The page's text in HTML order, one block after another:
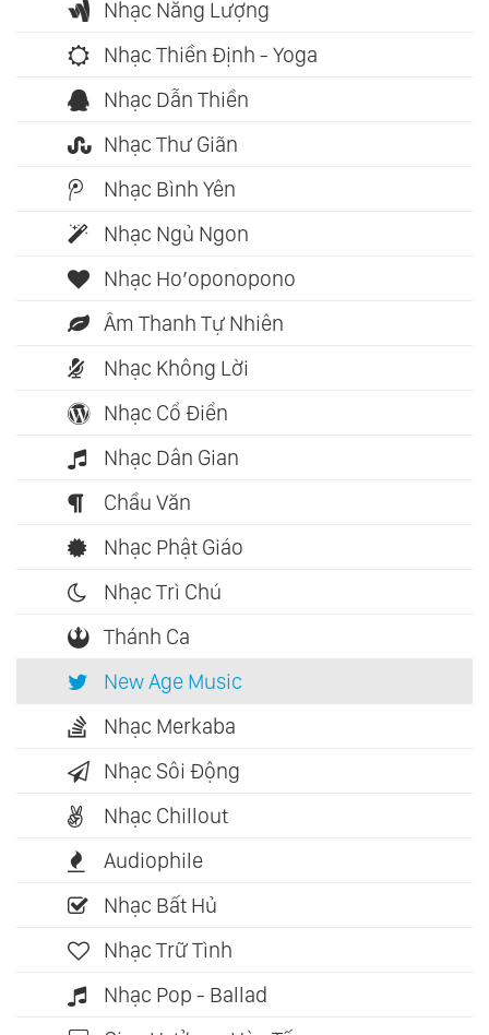
Nhạc Năng Lượng
Nhạc Thiền Định - Yoga
Nhạc Dẫn Thiền
Nhạc Thư Giãn
Nhạc Bình Yên
Nhạc Ngủ Ngon
Nhạc Ho’oponopono
Âm Thanh Tự Nhiên
Nhạc Không Lời
Nhạc Cổ Điển
Nhạc Dân Gian
Chầu Văn
Nhạc Phật Giáo
Nhạc Trì Chú
Thánh Ca
New Age Music
Nhạc Merkaba
Nhạc Sôi Động
Nhạc Chillout
Audiophile
Nhạc Bất Hủ
Nhạc Trữ Tình
Nhạc Pop - Ballad